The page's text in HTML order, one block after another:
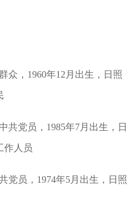
众，1960年12月出生，日照
共党员，1985年7月出生，日
作人员
党员，1974年5月出生，日照